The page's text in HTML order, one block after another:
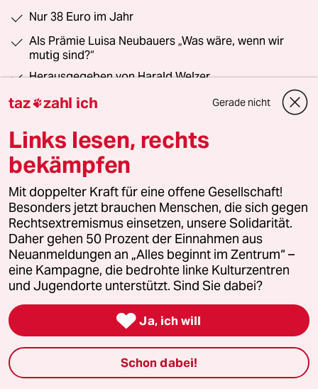
Nur 38 Euro im Jahr
Als Prämie Luisa Neubauers „Was wäre, wenn wir
mutig sind?“
Herausgegeben von Harald Welzer
28 Kommentare Neueste/Älteste
Die Kommentarfunktion unter diesem Artikel ist
geschlossen.
Wir öffnen die Kommentarspalte bei ausgewählten
Artikeln für etwa drei Tage –hier sind sie zu finden
taz zahl ich Gerade nicht
Links lesen, rechts
bekämpfen
Mit doppelter Kraft für eine offene Gesellschaft!
Besonders jetzt brauchen Menschen, die sich gegen
Rechtsextremismus einsetzen, unsere Solidarität.
Daher gehen 50 Prozent der Einnahmen aus
Neuanmeldungen an „Alles beginnt im Zentrum“ –
eine Kampagne, die bedrohte linke Kulturzentren
und Jugendorte unterstützt. Sind Sie dabei?
 Ja, ich will
Schon dabei!